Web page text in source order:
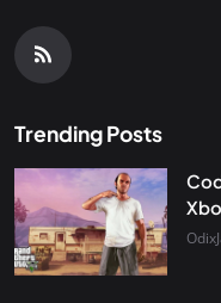
Trending Posts
Odix